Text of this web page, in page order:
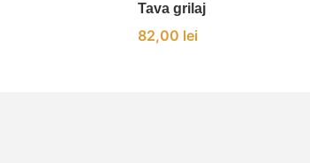
Tava grilaj
82,00 lei